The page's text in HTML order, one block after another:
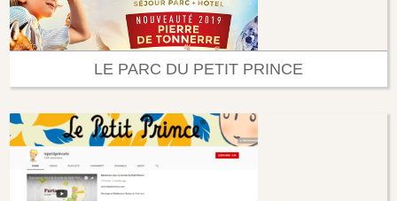
LE PARC DU PETIT PRINCE